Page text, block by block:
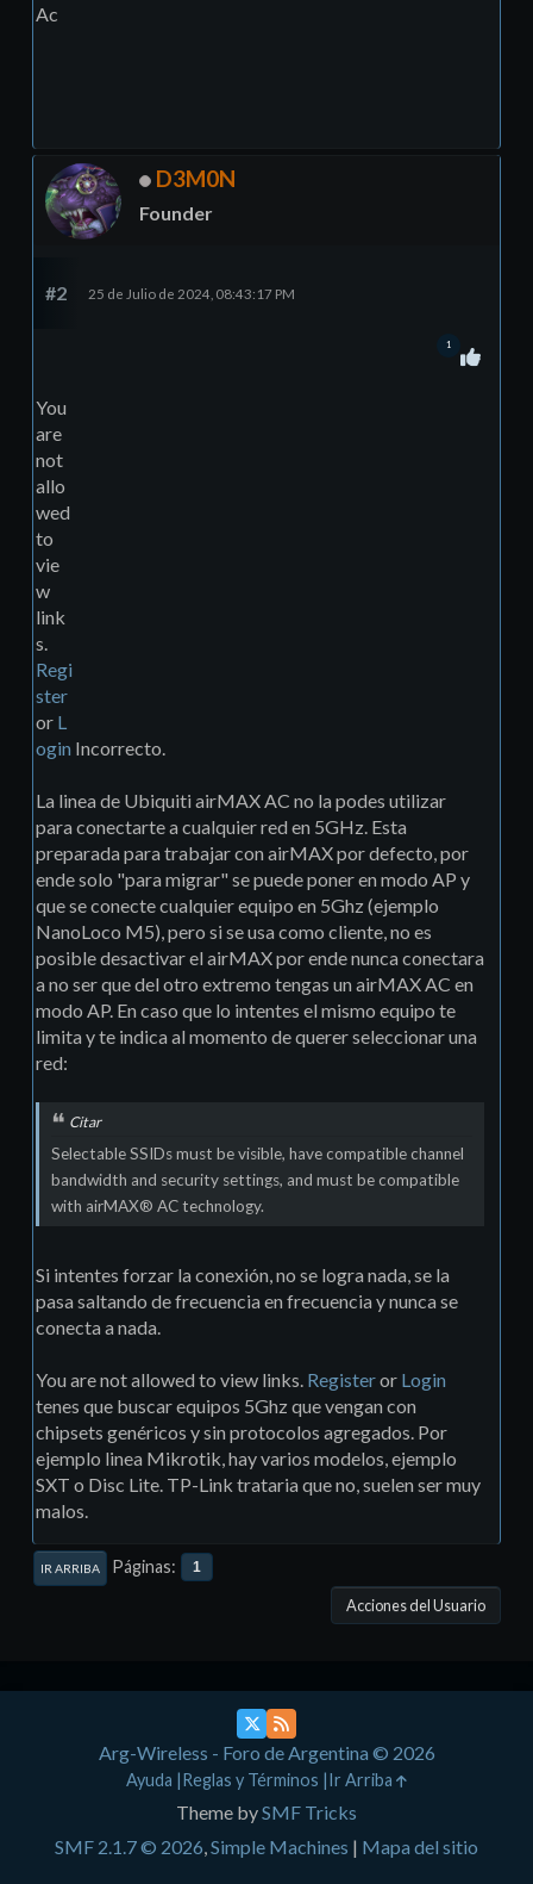
Ac
D3M0N
Founder
#2 25 de Julio de 2024, 08:43:17 PM
You
are
not
allo
wed
to
vie
w
link
s.
Regi
ster
or L
ogin Incorrecto.
La linea de Ubiquiti airMAX AC no la podes utilizar
para conectarte a cualquier red en 5GHz. Esta
preparada para trabajar con airMAX por defecto, por
ende solo "para migrar" se puede poner en modo AP y
que se conecte cualquier equipo en 5Ghz (ejemplo
NanoLoco M5), pero si se usa como cliente, no es
posible desactivar el airMAX por ende nunca conectara
a no ser que del otro extremo tengas un airMAX AC en
modo AP. En caso que lo intentes el mismo equipo te
limita y te indica al momento de querer seleccionar una
red:
Citar
Selectable SSIDs must be visible, have compatible channel
bandwidth and security settings, and must be compatible
with airMAX® AC technology.
Si intentes forzar la conexión, no se logra nada, se la
pasa saltando de frecuencia en frecuencia y nunca se
conecta a nada.
You are not allowed to view links. Registeror Login
tenes que buscar equipos 5Ghz que vengan con
chipsets genéricos y sin protocolos agregados. Por
ejemplo linea Mikrotik, hay varios modelos, ejemplo
SXT o Disc Lite. TP-Link trataria que no, suelen ser muy
malos.
1
IR ARRIBA Páginas 1
Acciones del Usuario
Theme bySMF Tricks
SMF 2.1.7 © 2026,Simple Machines | Mapa del sitio
Arg-Wireless - Foro de Argentina © 2026
Ayuda Reglas y Términos Ir Arriba